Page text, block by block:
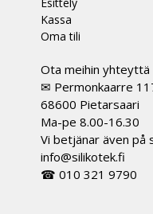
Kassa
Oma tili
Ota meihin yhteyttä
✉ Permonkaarre
68600 Pietarsaari
Ma-pe 8.00-16.30
Vi betjänar även på
info@silikotek.fi
☎ 010 321 9790